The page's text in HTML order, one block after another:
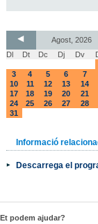
Agost, 2026
Dl
Dt Dc Dj Dv
3
4 5 6 7
10
11 12 13 14
17
18 19 20 21
24
25 26 27 28
31
Informació
Descarrega el
Et podem ajudar?